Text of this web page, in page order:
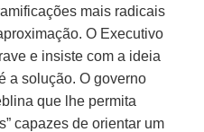
mais radicais
O Executivo
e insiste com a ideia
a solução. O governo
que lhe permita
capazes de orientar um